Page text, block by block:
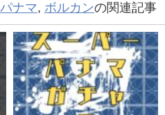
パナマ ボルカンの関連記事